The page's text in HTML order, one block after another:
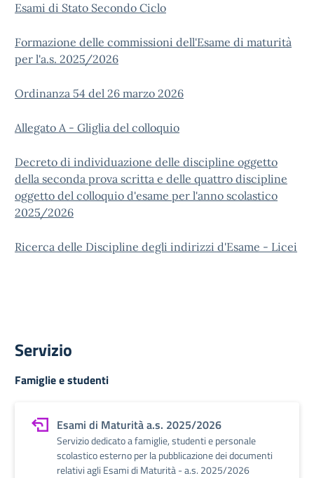
Esami di Stato Secondo Ciclo
Formazione delle commissioni dell'Esame di maturità
per l'a.s. 2025/2026
Ordinanza 54 del 26 marzo 2026
Allegato A - Gliglia del colloquio
Decreto di individuazione delle discipline oggetto
della seconda prova scritta e delle quattro discipline
oggetto del colloquio d'esame per l'anno scolastico
2025/2026
Ricerca delle Discipline degli indirizzi d'Esame - Licei
Servizio
Famiglie e studenti
Esami di Maturità a.s. 2025/2026
Servizio dedicato a famiglie, studenti e personale
scolastico esterno per la pubblicazione dei documenti
relativi agli Esami di Maturità - a.s. 2025/2026